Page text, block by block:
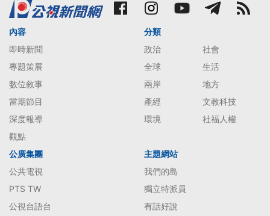
內容
即時新聞
專題策展
數位敘事
當期節目
深度報導
觀點
分類
政治
社會
全球
生活
兩岸
地方
產經
文教科技
環境
社福人權
公廣集團
公共電視
PTS TW
公視台語台
主題網站
我們的島
獨立特派員
有話好說